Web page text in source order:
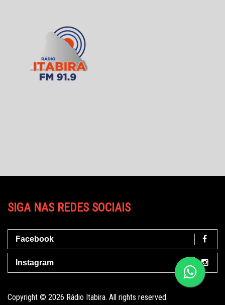
SIGA NAS REDES SOCIAIS
Facebook
Instagram
Copyright © 2026 Rádio Itabira. All rights reserved.